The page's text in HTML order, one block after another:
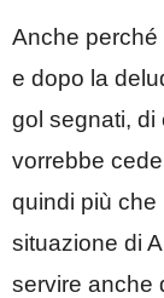
Anche perché
e dopo la
gol segnati, di
vorrebbe
quindi più che
situazione di
servire anche